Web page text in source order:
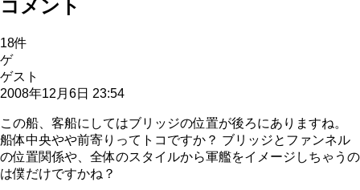
コメント
18件
ゲ
ゲスト
2008年12月6日 23:54
この船、客船にしてはブリッジの位置が後ろにありますね。
船体中央やや前寄りってトコですか？ ブリッジとファンネル
の位置関係や、全体のスタイルから軍艦をイメージしちゃうの
は僕だけですかね？